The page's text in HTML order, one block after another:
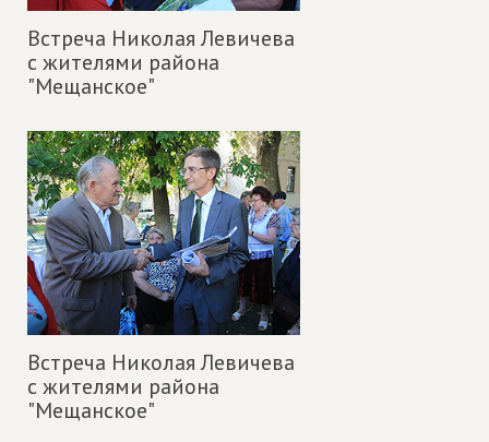
Встреча Николая Левичева
с жителями района
"Мещанское"
Встреча Николая Левичева
с жителями района
"Мещанское"